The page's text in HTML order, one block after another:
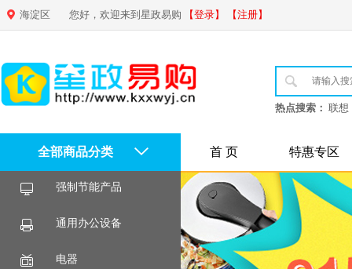
海淀区 您好，欢迎来到星政易购 【登录】 【注册】
热点搜索： 联想
全部商品分类
强制节能产品
通用办公设备
电器
首 页 特惠专区